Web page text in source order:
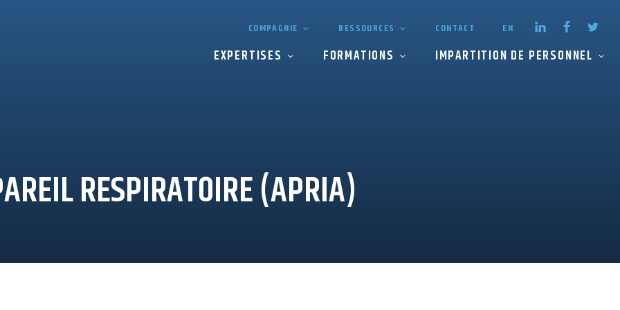
COMPAGNIE RESSOURCES CONTACT EN
EXPERTISES FORMATIONS IMPARTITION DE PERSONNEL
RESPIRATOIRE (APRIA)